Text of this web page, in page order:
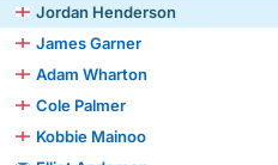
Jordan Henderson
James Garner
Adam Wharton
Cole Palmer
Kobbie Mainoo